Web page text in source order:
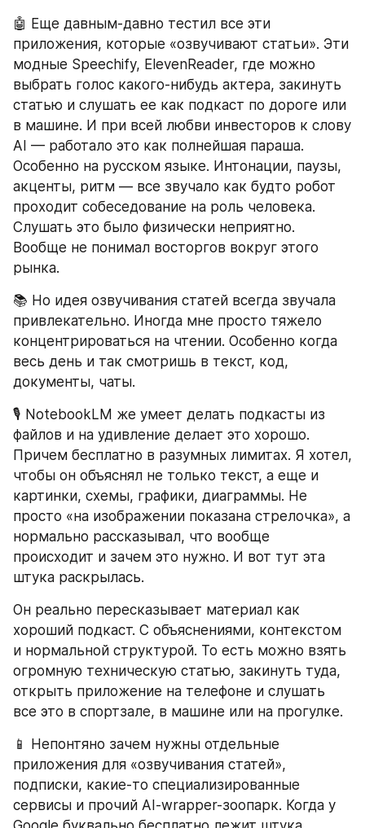
🤖 Еще давным-давно тестил все эти
приложения, которые «озвучивают статьи». Эти
модные Speechify, ElevenReader, где можно
выбрать голос какого-нибудь актера, закинуть
статью и слушать ее как подкаст по дороге или
в машине. И при всей любви инвесторов к слову
AI — работало это как полнейшая параша.
Особенно на русском языке. Интонации, паузы,
акценты, ритм — все звучало как будто робот
проходит собеседование на роль человека.
Слушать это было физически неприятно.
Вообще не понимал восторгов вокруг этого
рынка.
📚 Но идея озвучивания статей всегда звучала
привлекательно. Иногда мне просто тяжело
концентрироваться на чтении. Особенно когда
весь день и так смотришь в текст, код,
документы, чаты.
🎙️ NotebookLM же умеет делать подкасты из
файлов и на удивление делает это хорошо.
Причем бесплатно в разумных лимитах. Я хотел,
чтобы он объяснял не только текст, а еще и
картинки, схемы, графики, диаграммы. Не
просто «на изображении показана стрелочка», а
нормально рассказывал, что вообще
происходит и зачем это нужно. И вот тут эта
штука раскрылась.
Он реально пересказывает материал как
хороший подкаст. С объяснениями, контекстом
и нормальной структурой. То есть можно взять
огромную техническую статью, закинуть туда,
открыть приложение на телефоне и слушать
все это в спортзале, в машине или на прогулке.
📱 Непонтяно зачем нужны отдельные
приложения для «озвучивания статей»,
подписки, какие-то специализированные
сервисы и прочий AI-wrapper-зоопарк. Когда у